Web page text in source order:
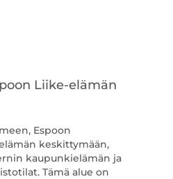
Liike-elämän
Espoon
keskittymään,
kaupunkielämän ja
Tämä alue on